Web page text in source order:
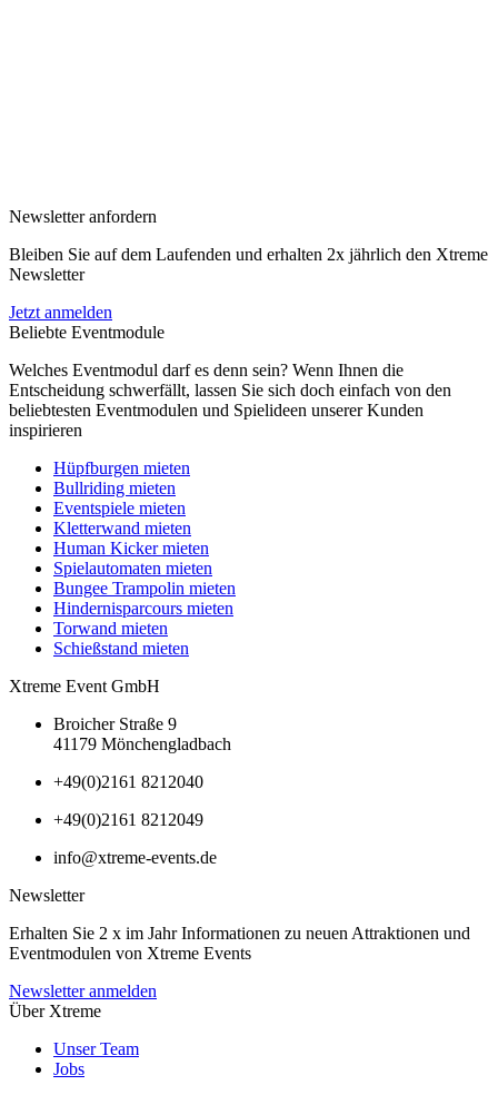
Newsletter anfordern
Bleiben Sie auf dem Laufenden und erhalten 2x jährlich den Xtreme
Newsletter
Jetzt anmelden
Beliebte Eventmodule
Welches Eventmodul darf es denn sein? Wenn Ihnen die
Entscheidung schwerfällt, lassen Sie sich doch einfach von den
beliebtesten Eventmodulen und Spielideen unserer Kunden
inspirieren
Hüpfburgen mieten
Bullriding mieten
Eventspiele mieten
Kletterwand mieten
Human Kicker mieten
Spielautomaten mieten
Bungee Trampolin mieten
Hindernisparcours mieten
Torwand mieten
Schießstand mieten
Xtreme Event GmbH
Broicher Straße 9
41179 Mönchengladbach
+49(0)2161 8212040
+49(0)2161 8212049
info@xtreme-events.de
Newsletter
Erhalten Sie 2 x im Jahr Informationen zu neuen Attraktionen und
Eventmodulen von Xtreme Events
Newsletter anmelden
Über Xtreme
Unser Team
Jobs